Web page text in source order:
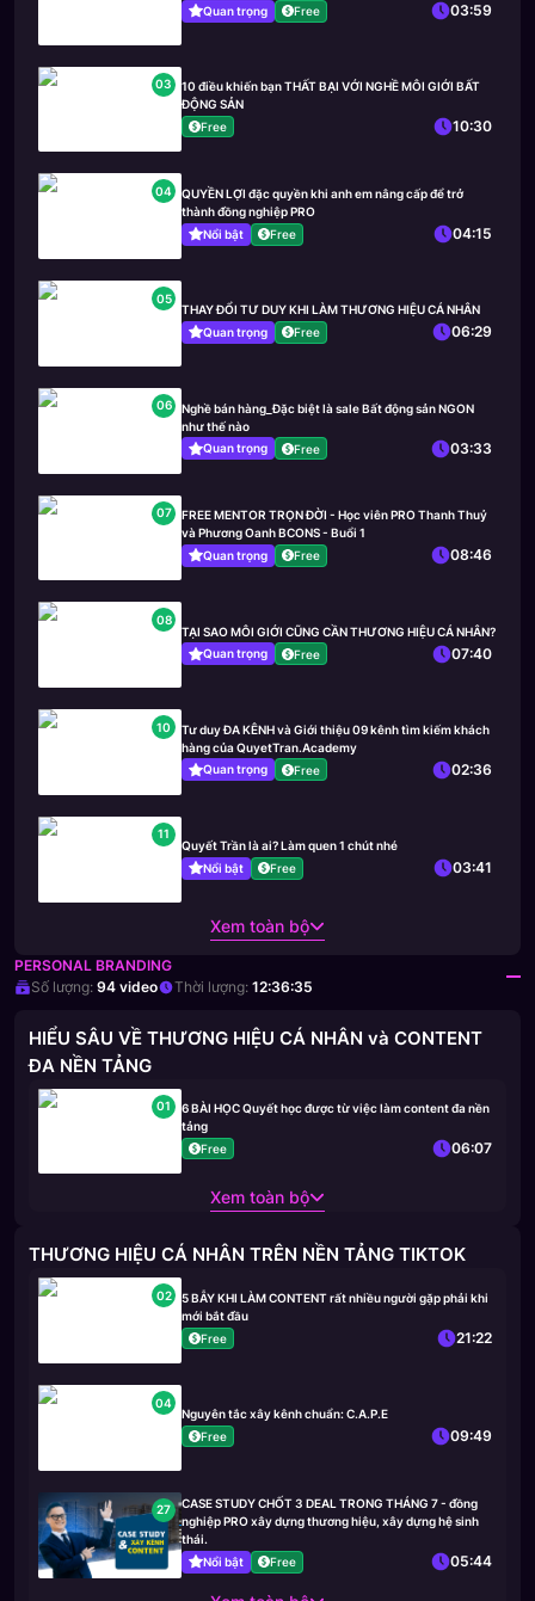
Quan trọng
Free 03:59
03
10 điều khiến bạn THẤT BẠI VỚI NGHỀ MÔI GIỚI BẤT
ĐỘNG SẢN
Free
10:30
04
QUYỀN LỢI đặc quyền khi anh em nâng cấp để trở
thành đồng nghiệp PRO
Nổi bật
Free 04:15
05
THAY ĐỔI TƯ DUY KHI LÀM THƯƠNG HIỆU CÁ NHÂN
Quan trọng
Free 06:29
06
Nghề bán hàng_Đặc biệt là sale Bất động sản NGON
như thế nào
Quan trọng
Free 03:33
07
FREE MENTOR TRỌN ĐỜI - Học viên PRO Thanh Thuỷ
và Phương Oanh BCONS - Buổi 1
Quan trọng
Free 08:46
08
TẠI SAO MÔI GIỚI CŨNG CẦN THƯƠNG HIỆU CÁ NHÂN?
Quan trọng
Free 07:40
10
Tư duy ĐA KÊNH và Giới thiệu 09 kênh tìm kiếm khách
hàng của QuyetTran.Academy
Quan trọng
Free 02:36
11
Quyết Trần là ai? Làm quen 1 chút nhé
Nổi bật
Free 03:41
Xem toàn bộ
PERSONAL BRANDING
Số lượng: 94 video Thời lượng: 12:36:35
HIỂU SÂU VỀ THƯƠNG HIỆU CÁ NHÂN và CONTENT
ĐA NỀN TẢNG
01
6 BÀI HỌC Quyết học được từ việc làm content đa nền
tảng
Free
06:07
Xem toàn bộ
THƯƠNG HIỆU CÁ NHÂN TRÊN NỀN TẢNG TIKTOK
02
5 BẪY KHI LÀM CONTENT rất nhiều người gặp phải khi
mới bắt đầu
Free
21:22
04
Nguyên tắc xây kênh chuẩn: C.A.P.E
Free
09:49
27
CASE STUDY CHỐT 3 DEAL TRONG THÁNG 7 - đồng
nghiệp PRO xây dựng thương hiệu, xây dựng hệ sinh
thái.
Nổi bật
Free 05:44